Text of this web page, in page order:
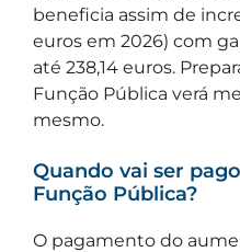
beneficia assim de
euros em 2026) com
até 238,14 euros.
Função Pública verá
mesmo.
Quando vai ser
Função Pública?
O pagamento do